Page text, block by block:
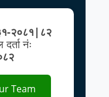
२०८१|८२
नंः
Team